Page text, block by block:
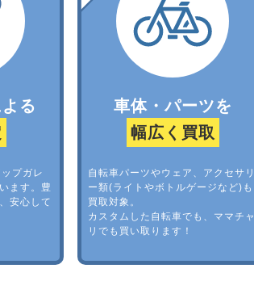
る
プガレ
ます。豊
安心して
車体・パーツを
幅広く買取
自転車パーツやウェア、アクセサリ
ー類(ライトやボトルゲージなど)も
買取対象。
カスタムした自転車でも、ママチャ
リでも買い取ります！